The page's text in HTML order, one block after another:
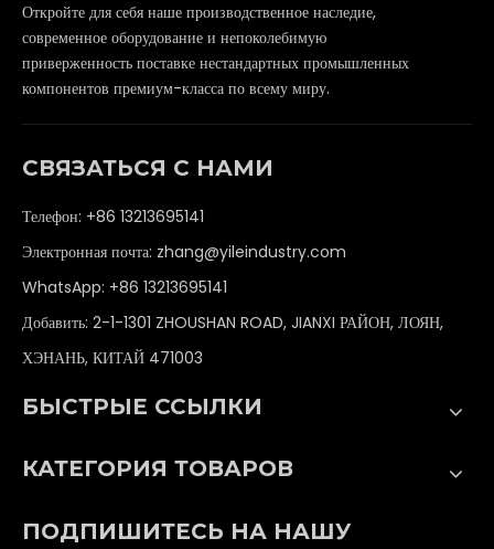
Откройте для себя наше производственное наследие,
современное оборудование и непоколебимую
приверженность поставке нестандартных промышленных
компонентов премиум-класса по всему миру.
СВЯЗАТЬСЯ С НАМИ
Телефон: +86 13213695141
Электронная почта: zhang@yileindustry.com
WhatsApp: +86 13213695141
Добавить: 2-1-1301 ZHOUSHAN ROAD, JIANXI РАЙОН, ЛОЯН,
ХЭНАНЬ, КИТАЙ 471003
БЫСТРЫЕ ССЫЛКИ
КАТЕГОРИЯ ТОВАРОВ
ПОДПИШИТЕСЬ НА НАШУ